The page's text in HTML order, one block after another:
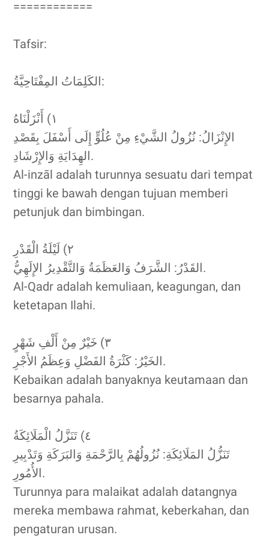
============
Tafsir:
الكَلِمَاتُ المِفْتَاحِيَّةُ:
١) أَنْزَلْنَاهُ
الإِنْزَالُ: نُزُولُ الشَّيْءِ مِنْ عُلُوٍّ إِلَى أَسْفَلَ بِقَصْدِ
الهِدَايَةِ وَالإِرْشَادِ.
Al-inzāl adalah turunnya sesuatu dari tempat
tinggi ke bawah dengan tujuan memberi
petunjuk dan bimbingan.
٢) لَيْلَةُ الْقَدْرِ
القَدْرُ: الشَّرَفُ وَالعَظَمَةُ وَالتَّقْدِيرُ الإِلَهِيُّ.
Al-Qadr adalah kemuliaan, keagungan, dan
ketetapan Ilahi.
٣) خَيْرٌ مِنْ أَلْفِ شَهْرٍ
الخَيْرُ: كَثْرَةُ الفَضْلِ وَعِظَمُ الأَجْرِ.
Kebaikan adalah banyaknya keutamaan dan
besarnya pahala.
٤) تَنَزَّلُ الْمَلَائِكَةُ
تَنَزُّلُ المَلَائِكَةِ: نُزُولُهُمْ بِالرَّحْمَةِ وَالبَرَكَةِ وَتَدْبِيرِ
الأُمُورِ.
Turunnya para malaikat adalah datangnya
mereka membawa rahmat, keberkahan, dan
pengaturan urusan.